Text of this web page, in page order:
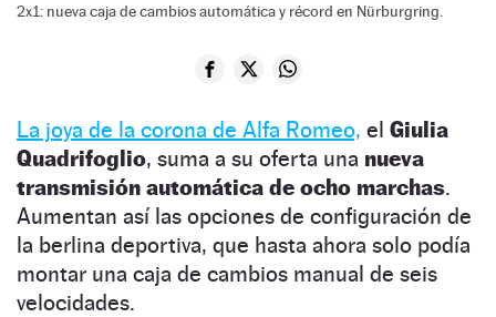
2x1: nueva caja de cambios automática y récord en Nürburgring.
La joya de la corona de Alfa Romeo, el Giulia
Quadrifoglio, suma a su oferta una nueva
transmisión automática de ocho marchas.
Aumentan así las opciones de configuración de
la berlina deportiva, que hasta ahora solo podía
montar una caja de cambios manual de seis
velocidades.